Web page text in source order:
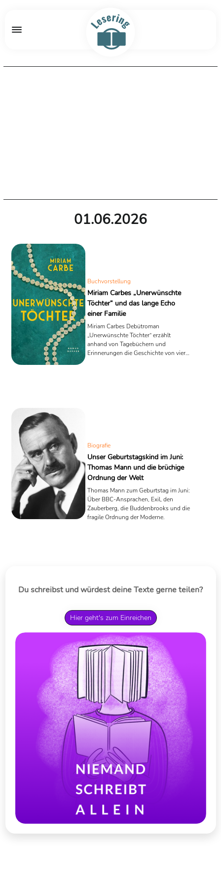
01.06.2026
Buchvorstellung
Miriam Carbes „Unerwünschte
Töchter“ und das lange Echo
einer Familie
Miriam Carbes Debütroman
„Unerwünschte Töchter“ erzählt
anhand von Tagebüchern und
Erinnerungen die Geschichte von vier
Biografie
Unser Geburtstagskind im Juni:
Thomas Mann und die brüchige
Ordnung der Welt
Thomas Mann zum Geburtstag im Juni:
Über BBC-Ansprachen, Exil, den
Zauberberg, die Buddenbrooks und die
fragile Ordnung der Moderne.
Du schreibst und würdest deine Texte gerne teilen?
Hier geht's zum Einreichen